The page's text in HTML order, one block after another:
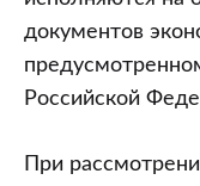
документов
Российской
При